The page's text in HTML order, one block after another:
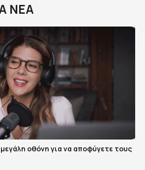
ΝΕΑ
οθόνη για να αποφύγετε τους